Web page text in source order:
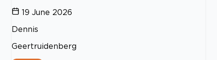
19 June 2026
Dennis
Geertruidenberg